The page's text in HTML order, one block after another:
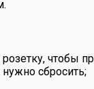
чтобы
сбросить;